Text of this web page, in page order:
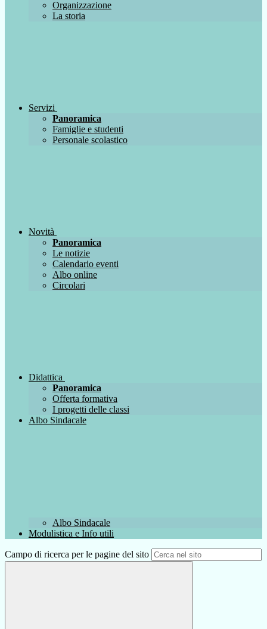
Organizzazione
La storia
Servizi
Panoramica
Famiglie e studenti
Personale scolastico
Novità
Panoramica
Le notizie
Calendario eventi
Albo online
Circolari
Didattica
Panoramica
Offerta formativa
I progetti delle classi
Albo Sindacale
Albo Sindacale
Modulistica e Info utili
Campo di ricerca per le pagine del sito